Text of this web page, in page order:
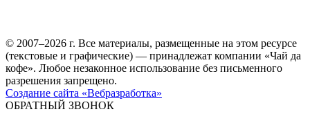
© 2007–2026 г. Все материалы, размещенные на этом ресурсе
(текстовые и графические) — принадлежат компании «Чай да
кофе». Любое незаконное использование без письменного
разрешения запрещено.
Создание сайта «Вебразработка»
ОБРАТНЫЙ ЗВОНОК